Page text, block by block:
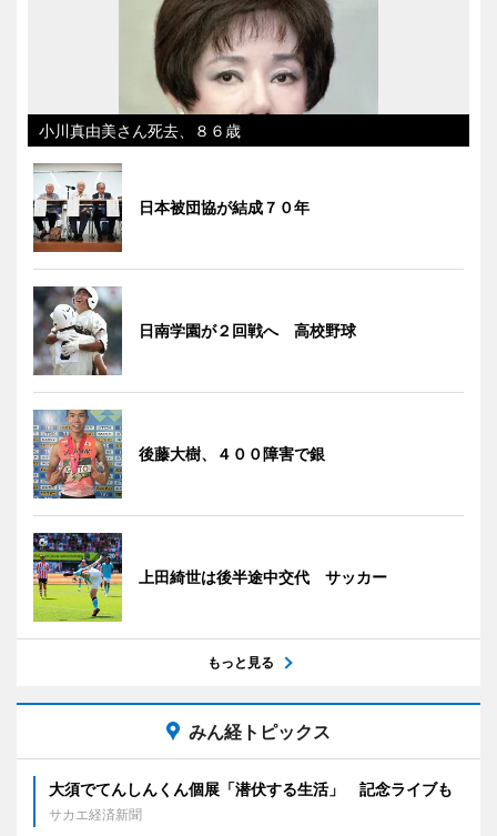
小川真由美さん死去、８６歳
日本被団協が結成７０年
日南学園が２回戦へ 高校野球
後藤大樹、４００障害で銀
上田綺世は後半途中交代 サッカー
もっと見る
みん経トピックス
大須でてんしんくん個展「潜伏する生活」 記念ライブも
サカエ経済新聞